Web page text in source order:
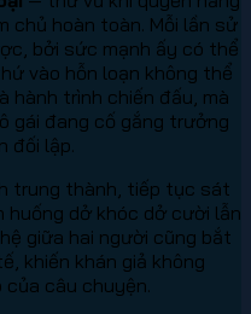
chủ hoàn toàn. Mỗi lần sử
bởi sức mạnh ấy có thể
vào hỗn loạn không thể
hành trình chiến đấu, mà
gái đang cố gắng trưởng
đối lập.
trung thành, tiếp tục sát
dở khóc dở cười lẫn
giữa hai người cũng bắt
khiến khán giả không
câu chuyện.